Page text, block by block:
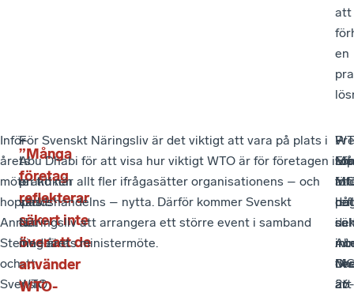
att
en
Inför
årets
möte
hoppas
Anna
Stellinger
och
Svenskt
–
I
praktiken
skulle
det
innebära
att
WTO
”Många
företag
reflekterar
säkert inte
över att de
använder
WTO-
För Svenskt Näringsliv är det viktigt att vara på plats i
Abu Dhabi för att visa hur viktigt WTO är för företagen i
en tid när allt fler ifrågasätter organisationens – och
världshandelns – nytta. Därför kommer Svenskt
Näringsliv att arrangera ett större event i samband
med årets ministermöte.
–
att
ha
i
av
det
är
–
att
i
26-